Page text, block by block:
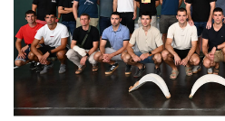
Babes zabala jaso du Ansak